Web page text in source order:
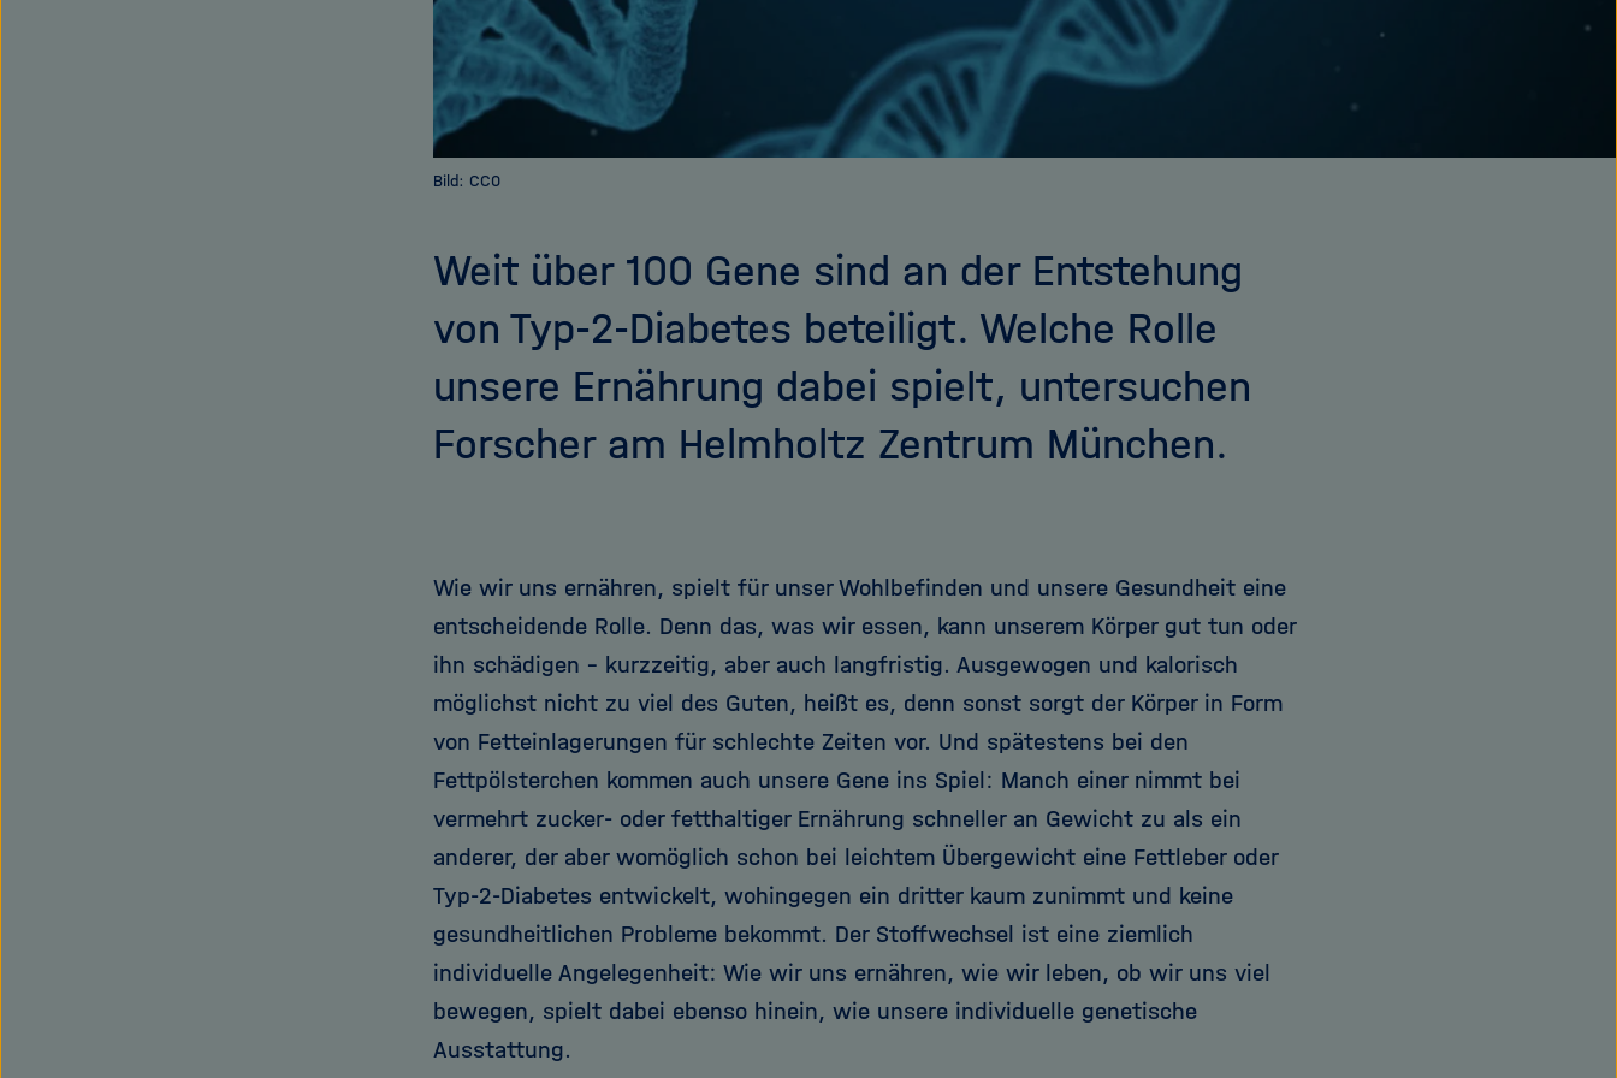
Bild: CC0
Weit über 100 Gene sind an der Entstehung
von Typ-2-Diabetes beteiligt. Welche Rolle
unsere Ernährung dabei spielt, untersuchen
Forscher am Helmholtz Zentrum München.
Wie wir uns ernähren, spielt für unser Wohlbefinden und unsere Gesundheit eine
entscheidende Rolle. Denn das, was wir essen, kann unserem Körper gut tun oder
ihn schädigen - kurzzeitig, aber auch langfristig. Ausgewogen und kalorisch
möglichst nicht zu viel des Guten, heißt es, denn sonst sorgt der Körper in Form
von Fetteinlagerungen für schlechte Zeiten vor. Und spätestens bei den
Fettpölsterchen kommen auch unsere Gene ins Spiel: Manch einer nimmt bei
vermehrt zucker- oder fetthaltiger Ernährung schneller an Gewicht zu als ein
anderer, der aber womöglich schon bei leichtem Übergewicht eine Fettleber oder
Typ-2-Diabetes entwickelt, wohingegen ein dritter kaum zunimmt und keine
gesundheitlichen Probleme bekommt. Der Stoffwechsel ist eine ziemlich
individuelle Angelegenheit: Wie wir uns ernähren, wie wir leben, ob wir uns viel
bewegen, spielt dabei ebenso hinein, wie unsere individuelle genetische
Ausstattung.